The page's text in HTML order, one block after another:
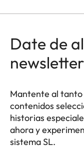
Date de
newsletter
Mantente al tanto
contenidos
historias
ahora y
sistema SL.